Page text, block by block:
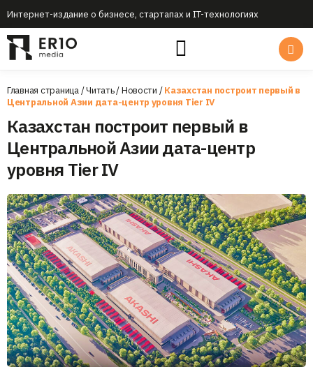
Интернет-издание о бизнесе, стартапах и IT-технологиях
Главная страница/Читать/Новости /Казахстан построит первый в
Центральной Азии дата-центр уровня Tier IV
Казахстан построит первый в
Центральной Азии дата-центр
уровня Tier IV